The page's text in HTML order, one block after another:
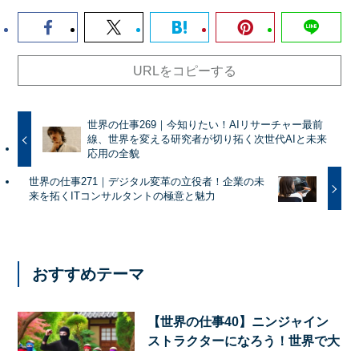
URLをコピーする
世界の仕事269｜今知りたい！AIリサーチャー最前
線、世界を変える研究者が切り拓く次世代AIと未来
応用の全貌
世界の仕事271｜デジタル変革の立役者！企業の未
来を拓くITコンサルタントの極意と魅力
おすすめテーマ
【世界の仕事40】ニンジャイン
ストラクターになろう！世界で大